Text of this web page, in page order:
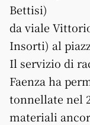
Bettisi)
da viale
Insorti) al
Il servizio di
Faenza ha
tonnellate nel
materiali